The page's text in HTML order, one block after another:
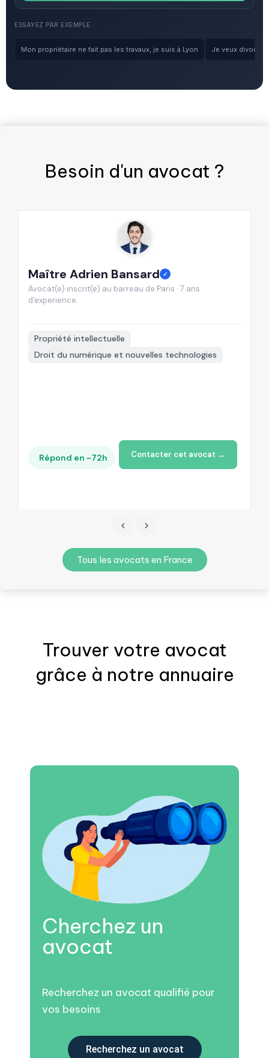
ESSAYEZ PAR EXEMPLE :
Mon propriétaire ne fait pas les travaux, je suis à Lyon Je veux
Besoin d'un avocat ?
Maître Adrien Bansard ✓
Avocat(e) inscrit(e) au barreau de Paris · 7 ans
d'experience.
Propriété intellectuelle
Droit du numérique et nouvelles technologies
Répond en ~72h Contacter cet avocat →
Tous les avocats en France
Trouver votre avocat
grâce à notre annuaire
Cherchez un
avocat
Recherchez un avocat qualifié pour
vos besoins
Recherchez un avocat